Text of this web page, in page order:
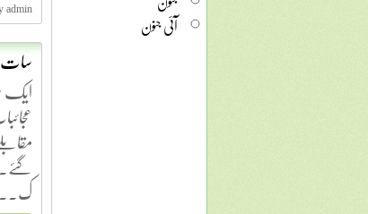
admin
سات
آئی جنون